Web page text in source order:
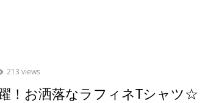
213 views
！お洒落なラフィネTシャツ☆